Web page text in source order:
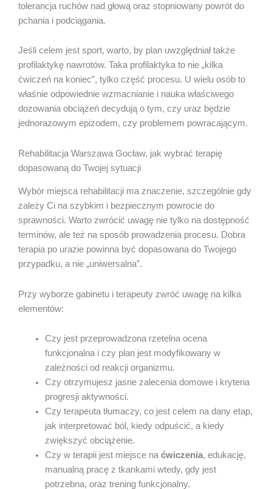
tolerancja ruchów nad głową oraz stopniowany powrót do
pchania i podciągania.
Jeśli celem jest sport, warto, by plan uwzględniał także
profilaktykę nawrotów. Taka profilaktyka to nie „kilka
ćwiczeń na koniec”, tylko część procesu. U wielu osób to
właśnie odpowiednie wzmacnianie i nauka właściwego
dozowania obciążeń decydują o tym, czy uraz będzie
jednorazowym epizodem, czy problemem powracającym.
Rehabilitacja Warszawa Gocław, jak wybrać terapię
dopasowaną do Twojej sytuacji
Wybór miejsca rehabilitacji ma znaczenie, szczególnie gdy
zależy Ci na szybkim i bezpiecznym powrocie do
sprawności. Warto zwrócić uwagę nie tylko na dostępność
terminów, ale też na sposób prowadzenia procesu. Dobra
terapia po urazie powinna być dopasowana do Twojego
przypadku, a nie „uniwersalna”.
Przy wyborze gabinetu i terapeuty zwróć uwagę na kilka
elementów:
Czy jest przeprowadzona rzetelna ocena
funkcjonalna i czy plan jest modyfikowany w
zależności od reakcji organizmu.
Czy otrzymujesz jasne zalecenia domowe i kryteria
progresji aktywności.
Czy terapeuta tłumaczy, co jest celem na dany etap,
jak interpretować ból, kiedy odpuścić, a kiedy
zwiększyć obciążenie.
Czy w terapii jest miejsce na ćwiczenia, edukację,
manualną pracę z tkankami wtedy, gdy jest
potrzebna, oraz trening funkcjonalny.